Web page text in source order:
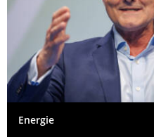
Energie